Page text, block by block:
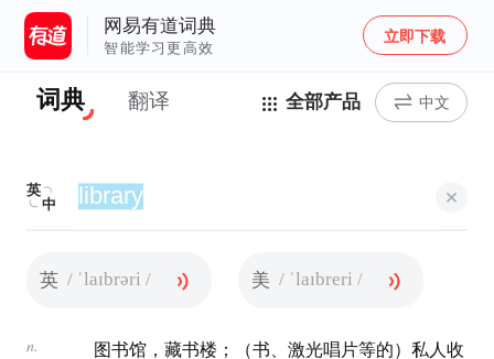
网易有道词典
智能学习更高效
立即下载
词典 翻译 全部产品 中文
英
中
英 / ˈlaɪbrəri / 美 / ˈlaɪbreri /
n.
图书馆，藏书楼；（书、激光唱片等的）私人收